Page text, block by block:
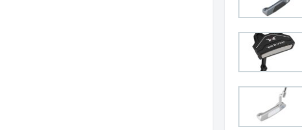
ル・STROKE LAB SL90シャフ
味と挙動